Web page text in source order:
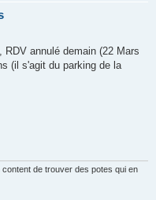
RDV annulé demain (22 Mars
(il s'agit du parking de la
de trouver des potes qui en